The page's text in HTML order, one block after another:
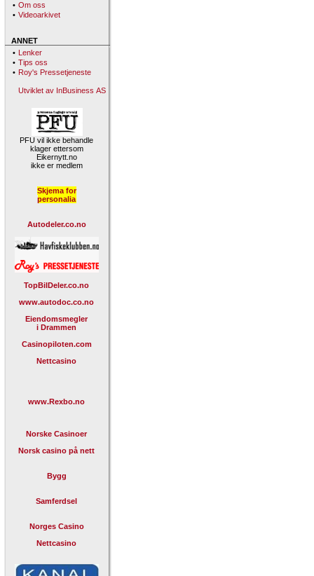
• Om oss
• Videoarkivet
ANNET
• Lenker
• Tips oss
• Roy's Pressetjeneste
Utviklet av InBusiness AS
PFU vil ikke behandle
klager ettersom
Eikernytt.no
ikke er medlem
Skjema for
personalia
Autodeler.co.no
TopBilDeler.co.no
www.autodoc.co.no
Eiendomsmegler
i Drammen
Casinopiloten.com
Nettcasino
www.Rexbo.no
Norske Casinoer
Norsk casino på nett
Bygg
Samferdsel
Norges Casino
Nettcasino